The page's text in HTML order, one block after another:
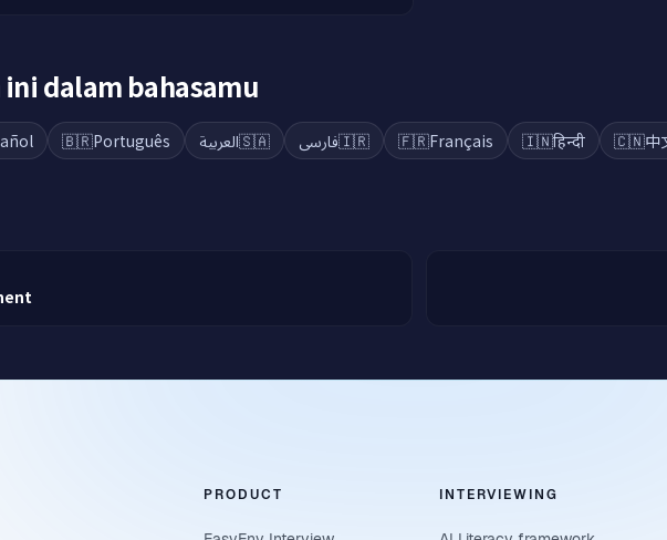
dalam bahasamu
🇧🇷Português 🇸🇦العربية 🇮🇷فارسی 🇫🇷Français 🇮🇳हिन्दी 🇨🇳中
PRODUCT INTERVIEWING